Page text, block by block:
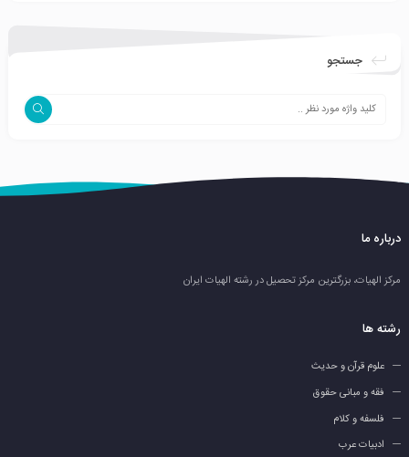
جستجو
درباره ما
مرکز الهیات، بزرگترین مرکز تحصیل در رشته الهیات ایران
رشته ها
علوم قرآن و حدیث
فقه و مبانی حقوق
فلسفه و کلام
ادبیات عرب